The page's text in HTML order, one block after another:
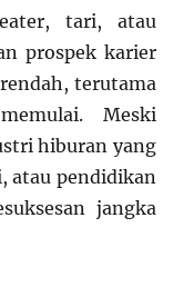
tari, atau
prospek karier
terutama
Meski
hiburan yang
atau pendidikan
jangka